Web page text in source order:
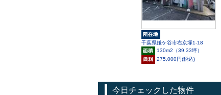
千葉県鎌ケ谷市右京塚1-18
130m2 （39.33坪）
275,000円(税込)
今日チェックした物件